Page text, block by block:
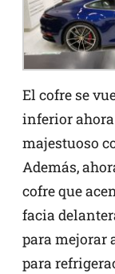
El cofre se
inferior ahora
majestuoso
Además,
cofre que
facia
para mejorar
para